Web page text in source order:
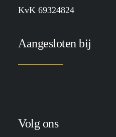
KvK 69324824
Aangesloten bij
Volg ons